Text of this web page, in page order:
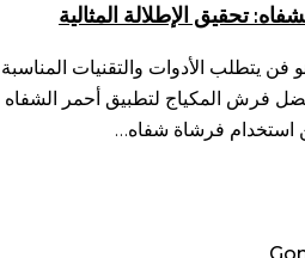
تحقيق الإطلالة المثالية
فن يتطلب الأدوات والتقنيات
فرش المكياج لتطبيق أحمر الشفاه
استخدام فرشاة شفاه…